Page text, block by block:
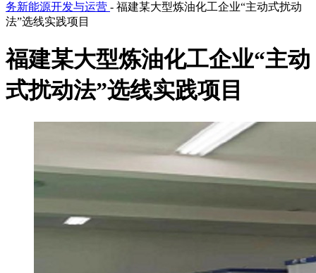
务新能源开发与运营 - 福建某大型炼油化工企业“主动式扰动
法”选线实践项目
福建某大型炼油化工企业“主动
式扰动法”选线实践项目